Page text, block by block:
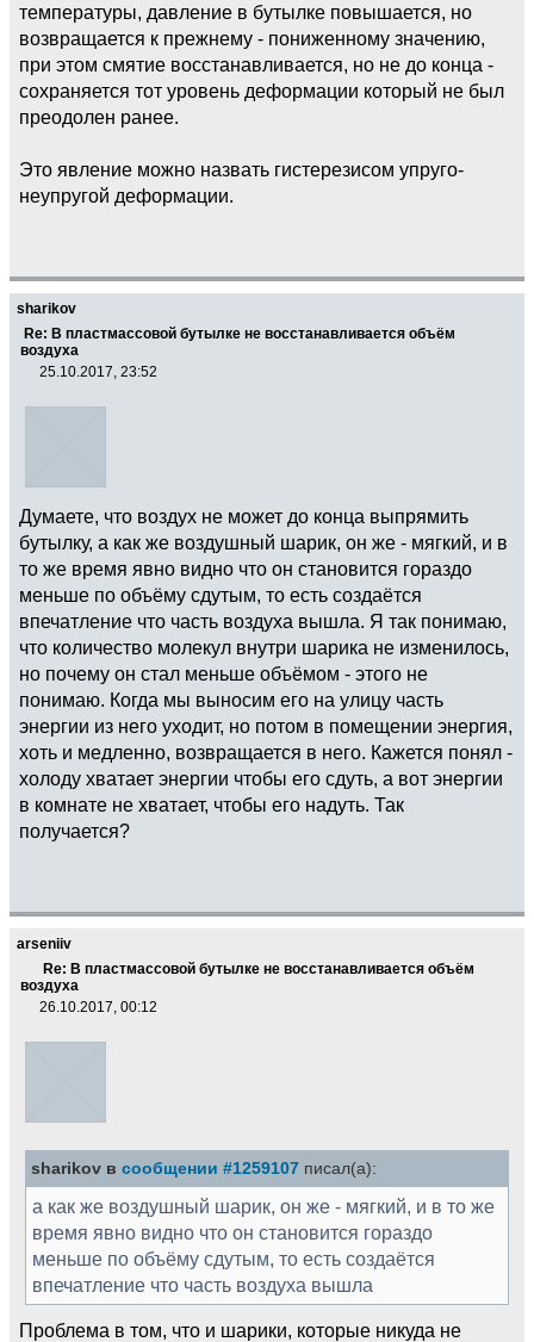
температуры, давление в бутылке повышается, но
возвращается к прежнему - пониженному значению,
при этом смятие восстанавливается, но не до конца -
сохраняется тот уровень деформации который не был
преодолен ранее.
Это явление можно назвать гистерезисом упруго-
неупругой деформации.
sharikov
Re: В пластмассовой бутылке не восстанавливается объём
воздуха
25.10.2017, 23:52
Думаете, что воздух не может до конца выпрямить
бутылку, а как же воздушный шарик, он же - мягкий, и в
то же время явно видно что он становится гораздо
меньше по объёму сдутым, то есть создаётся
впечатление что часть воздуха вышла. Я так понимаю,
что количество молекул внутри шарика не изменилось,
но почему он стал меньше объёмом - этого не
понимаю. Когда мы выносим его на улицу часть
энергии из него уходит, но потом в помещении энергия,
хоть и медленно, возвращается в него. Кажется понял -
холоду хватает энергии чтобы его сдуть, а вот энергии
в комнате не хватает, чтобы его надуть. Так
получается?
arseniiv
Re: В пластмассовой бутылке не восстанавливается объём
воздуха
26.10.2017, 00:12
sharikov в сообщении #1259107 писал(а):
а как же воздушный шарик, он же - мягкий, и в то же
время явно видно что он становится гораздо
меньше по объёму сдутым, то есть создаётся
впечатление что часть воздуха вышла
Проблема в том, что и шарики, которые никуда не